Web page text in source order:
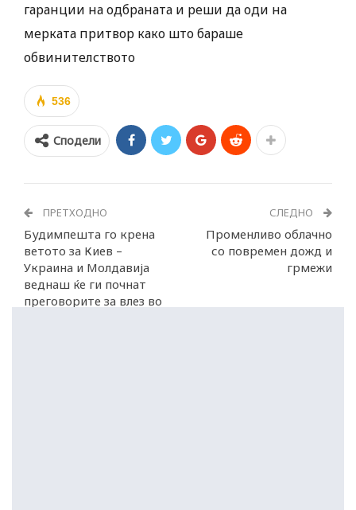
гаранции на одбраната и реши да оди на
мерката притвор како што бараше
обвинителството
536
Сподели
ПРЕТХОДНО
Будимпешта го крена
ветото за Киев –
Украина и Молдавија
веднаш ќе ги почнат
преговорите за влез во
СЛЕДНО
Променливо облачно
со повремен дожд и
грмежи